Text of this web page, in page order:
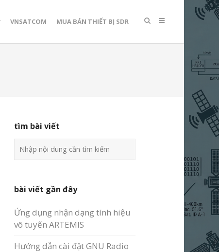
VNSATCOM MUA BÁN THIẾT BỊ SDR
tìm bài viết
bài viết gần đây
Ứng dụng nhận dạng tính hiệu
vô tuyến ARTEMIS
Hướng dẫn cài đặt GNU Radio